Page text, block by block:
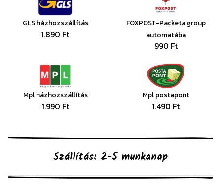
GLS házhozszállítás
1.890 Ft
FOXPOST-Packeta group
automatába
990 Ft
Mpl házhozszállítás
1.990 Ft
Mpl postapont
1.490 Ft
Szállítás: 2-5 munkanap